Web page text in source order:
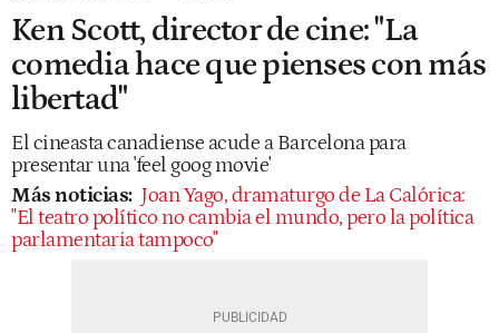
Ken Scott, director de cine: "La
comedia hace que pienses con más
libertad"
El cineasta canadiense acude a Barcelona para
presentar una 'feel goog movie'
Más noticias: Joan Yago, dramaturgo de La Calórica:
"El teatro político no cambia el mundo, pero la política
parlamentaria tampoco"